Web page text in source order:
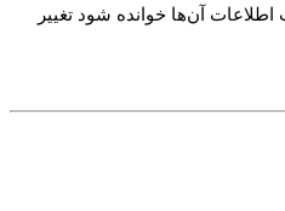
آن‌ها خوانده شود تغییر